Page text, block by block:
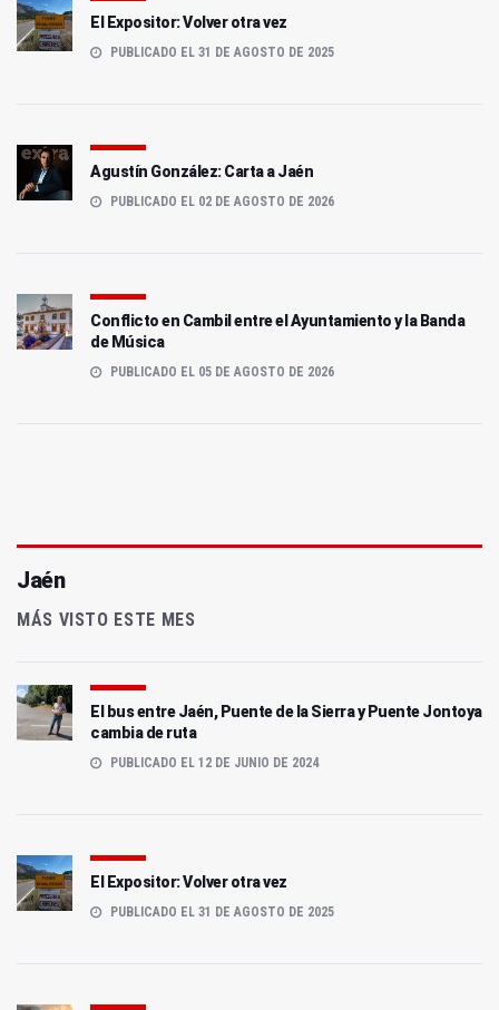
El Expositor: Volver otra vez
PUBLICADO EL 31 DE AGOSTO DE 2025
Agustín González: Carta a Jaén
PUBLICADO EL 02 DE AGOSTO DE 2026
Conflicto en Cambil entre el Ayuntamiento y la Banda
de Música
PUBLICADO EL 05 DE AGOSTO DE 2026
Jaén
MÁS VISTO ESTE MES
El bus entre Jaén, Puente de la Sierra y Puente Jontoya
cambia de ruta
PUBLICADO EL 12 DE JUNIO DE 2024
El Expositor: Volver otra vez
PUBLICADO EL 31 DE AGOSTO DE 2025